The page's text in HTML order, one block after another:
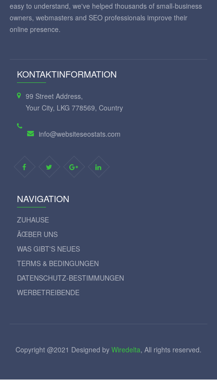
easy to understand, we've helped thousands of small-business
owners, webmasters and SEO professionals improve their
online presence.
KONTAKTINFORMATION
99 Street Address,
Your City, LKG 778569, Country
info@websiteseostats.com
NAVIGATION
ZUHAUSE
ÃŒBER UNS
WAS GIBT'S NEUES
TERMS & BEDINGUNGEN
DATENSCHUTZ-BESTIMMUNGEN
WERBETREIBENDE
Copyright @2021 Designed by Wiredelta, All rights reserved.